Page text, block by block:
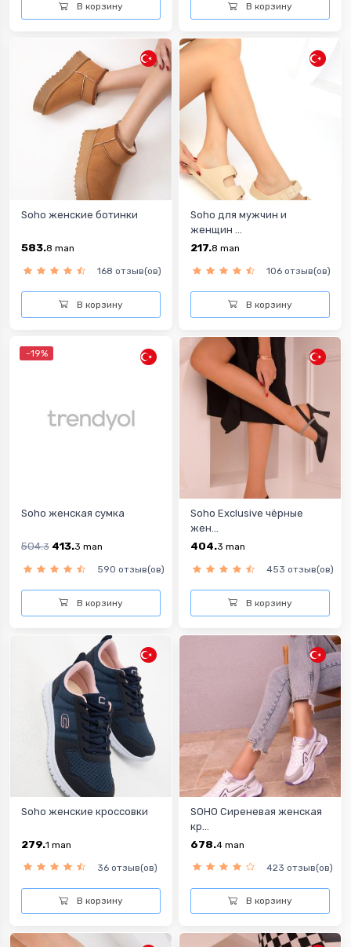
В корзину В корзину
Soho женские ботинки
583.8 man
168 отзыв(ов)
В корзину
Soho для мужчин и
женщин ...
217.8 man
106 отзыв(ов)
В корзину
-19%
Soho женская сумка
504.3 413.3 man
590 отзыв(ов)
В корзину
Soho Exclusive чёрныe
жен...
404.3 man
453 отзыв(ов)
В корзину
Soho женские кроссовки
279.1 man
36 отзыв(ов)
В корзину
SOHO Сиреневая женская
кр...
678.4 man
423 отзыв(ов)
В корзину